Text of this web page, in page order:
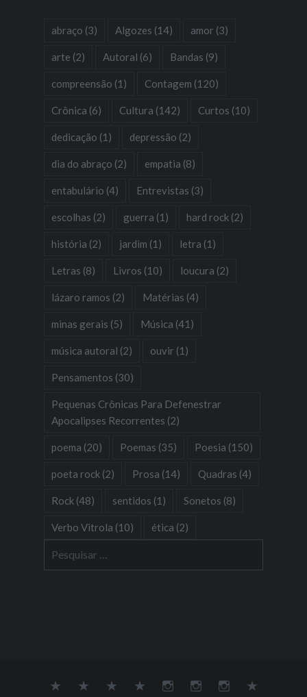
abraço (3) Algozes (14) amor (3)
arte (2) Autoral (6) Bandas (9)
compreensão (1) Contagem (120)
Crônica (6) Cultura (142) Curtos (10)
dedicação (1) depressão (2)
dia do abraço (2) empatia (8)
entabulário (4) Entrevistas (3)
escolhas (2) guerra (1) hard rock(2)
história (2) jardim (1) letra (1)
Letras (8) Livros (10) loucura (2)
lázaro ramos (2) Matérias (4)
minas gerais (5) Música (41)
música autoral (2) ouvir (1)
Pensamentos (30)
Pequenas Crônicas Para Defenestrar
Apocalipses Recorrentes (2)
poema (20) Poemas (35) Poesia (150)
poeta rock(2) Prosa (14) Quadras (4)
Rock(48) sentidos (1) Sonetos (8)
Verbo Vitrola (10) ética (2)
por:
Sobre Música Poesia Soundcloud
YoutubeInstagram
Dona